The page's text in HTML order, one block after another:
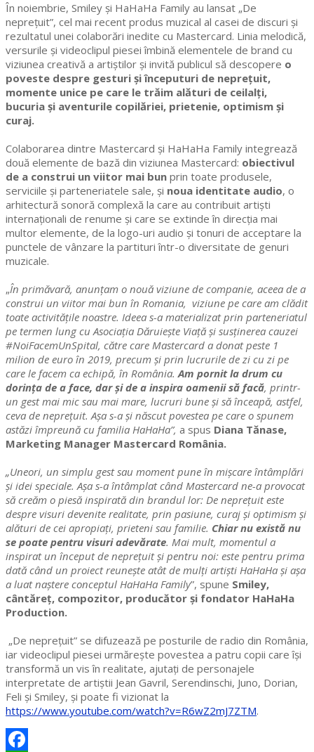
În noiembrie, Smiley și HaHaHa Family au lansat „De
neprețuit”, cel mai recent produs muzical al casei de discuri și
rezultatul unei colaborări inedite cu Mastercard. Linia melodică,
versurile și videoclipul piesei îmbină elementele de brand cu
viziunea creativă a artiștilor și invită publicul să descopere o
poveste despre gesturi și începuturi de neprețuit,
momente unice pe care le trăim alături de ceilalți,
bucuria și aventurile copilăriei, prietenie, optimism și
curaj.
Colaborarea dintre Mastercard și HaHaHa Family integrează
două elemente de bază din viziunea Mastercard: obiectivul
de a construi un viitor mai bun prin toate produsele,
serviciile și parteneriatele sale, și noua identitate audio, o
arhitectură sonoră complexă la care au contribuit artiști
internaționali de renume și care se extinde în direcția mai
multor elemente, de la logo-uri audio și tonuri de acceptare la
punctele de vânzare la partituri într-o diversitate de genuri
muzicale.
„În primăvară, anunțam o nouă viziune de companie, aceea de a
construi un viitor mai bun în Romania, viziune pe care am clădit
toate activitățile noastre. Ideea s-a materializat prin parteneriatul
pe termen lung cu Asociația Dăruiește Viață și susținerea cauzei
#NoiFacemUnSpital, către care Mastercard a donat peste 1
milion de euro în 2019, precum și prin lucrurile de zi cu zi pe
care le facem ca echipă, în România.Am pornit la drum cu
dorința de a face, dar și de a inspira oamenii să facă, printr-
un gest mai mic sau mai mare, lucruri bune și să înceapă, astfel,
ceva de neprețuit. Așa s-a și născut povestea pe care o spunem
astăzi împreună cu familia HaHaHa”, a spus Diana Tănase,
Marketing Manager Mastercard România.
„Uneori, un simplu gest sau moment pune în mișcare întâmplări
și idei speciale. Așa s-a întâmplat când Mastercard ne-a provocat
să creăm o piesă inspirată din brandul lor: De neprețuit este
despre visuri devenite realitate, prin pasiune, curaj și optimism și
alături de cei apropiați, prieteni sau familie. Chiar nu există nu
se poate pentru visuri adevărate. Mai mult, momentul a
inspirat un început de neprețuit și pentru noi: este pentru prima
dată când un proiect reunește atât de mulți artiști HaHaHa și așa
a luat naștere conceptul HaHaHa Family”, spune Smiley,
cântăreț, compozitor, producător și fondator HaHaHa
Production.
„De neprețuit” se difuzează pe posturile de radio din România,
iar videoclipul piesei urmărește povestea a patru copii care își
transformă un vis în realitate, ajutați de personajele
interpretate de artiștii Jean Gavril, Serendinschi, Juno, Dorian,
Feli și Smiley, și poate fi vizionat la
https://www.youtube.com/watch?v=R6wZ2mJ7ZTM.